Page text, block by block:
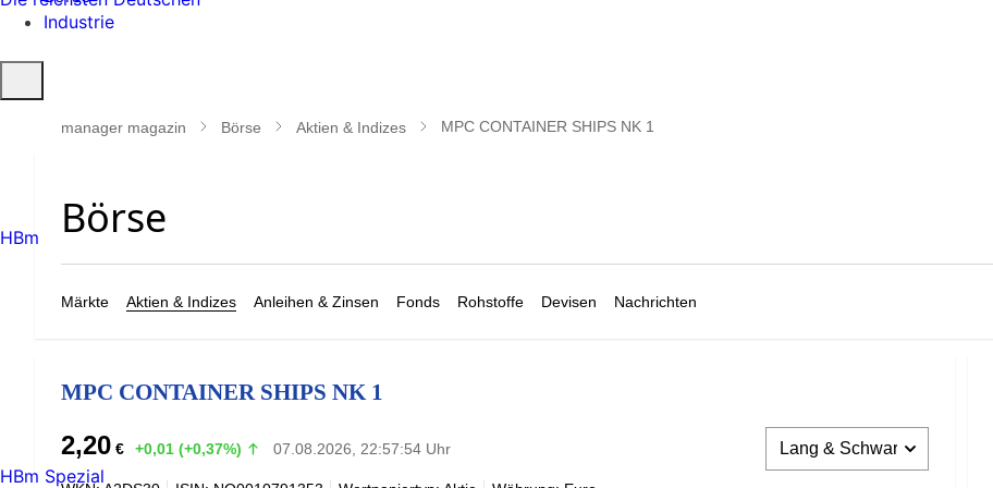
Industrie
öffnen
manager magazin Börse Aktien & Indizes MPC CONTAINER SHIPS NK 1
Märkte Aktien & Indizes Anleihen & Zinsen Fonds Rohstoffe Devisen Nachrichten
MPC CONTAINER SHIPS NK 1
2,20 € +0,01 (+0,37%) 07.08.2026, 22:57:54 Uhr
HBm
HBm Spezial